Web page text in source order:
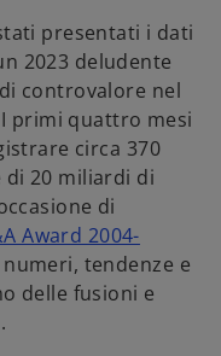
presentati i dati
2023 deludente
controvalore nel
primi quattro mesi
circa 370
20 miliardi di
di
Award 2004-
tendenze e
delle fusioni e